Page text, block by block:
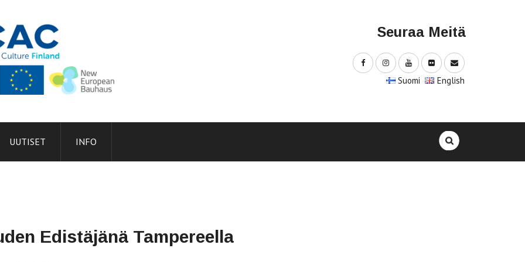
Seuraa Meitä
Suomi English
UUTISET INFO Haku:
Edistäjänä Tampereella